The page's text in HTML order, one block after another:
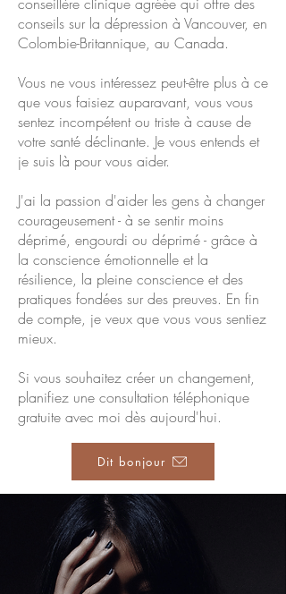
conseils sur la dépression à Vancouver, en
Colombie-Britannique, au Canada.
Vous ne vous intéressez peut-être plus à ce
que vous faisiez auparavant, vous vous
sentez incompétent ou triste à cause de
votre santé déclinante. Je vous entends et
je suis là pour vous aider.
J'ai la passion d'aider les gens à changer
courageusement - à se sentir moins
déprimé, engourdi ou déprimé - grâce à
la conscience émotionnelle et la
résilience, la pleine conscience et des
pratiques fondées sur des preuves. En fin
de compte, je veux que vous vous sentiez
mieux.
Si vous souhaitez créer un changement,
planifiez une consultation téléphonique
gratuite avec moi dès aujourd'hui.
Dit bonjour